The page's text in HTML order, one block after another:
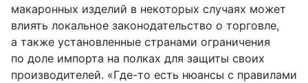
макаронных изделий в некоторых случаях может
влиять локальное законодательство о торговле,
а также установленные странами ограничения
по доле импорта на полках для защиты своих
производителей. «Где-то есть нюансы с правилами